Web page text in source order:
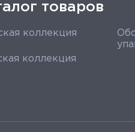
товаров
коллекция
коллекция